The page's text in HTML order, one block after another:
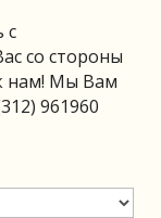
с
со стороны
нам! Мы Вам
961960